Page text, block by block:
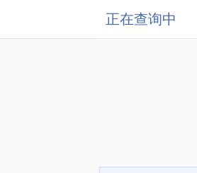
正在查询中